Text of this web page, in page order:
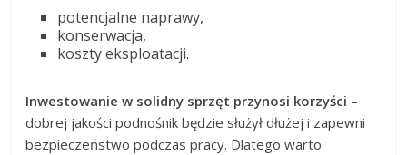
potencjalne naprawy,
konserwacja,
koszty eksploatacji.
Inwestowanie w solidny sprzęt przynosi korzyści –
dobrej jakości podnośnik będzie służył dłużej i zapewni
bezpieczeństwo podczas pracy. Dlatego warto